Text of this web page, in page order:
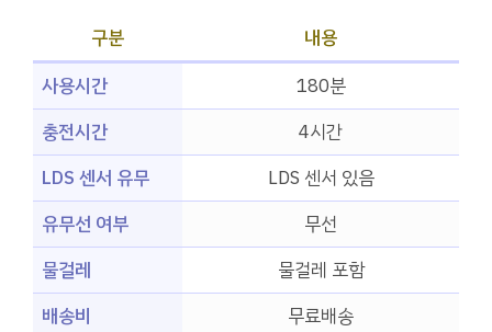
구분
내용
사용시간
180분
충전시간
4시간
LDS 센서 유무
LDS 센서 있음
유무선 여부
무선
물걸레
물걸레 포함
배송비
무료배송